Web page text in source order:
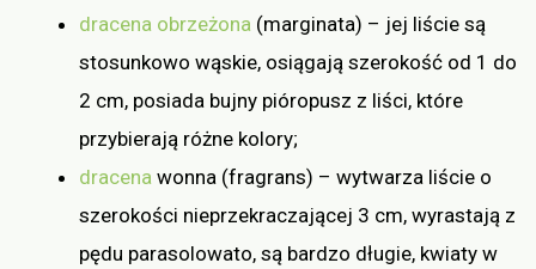
dracena obrzeżona (marginata) – jej liście są
stosunkowo wąskie, osiągają szerokość od 1 do
2 cm, posiada bujny pióropusz z liści, które
przybierają różne kolory;
dracena wonna (fragrans) – wytwarza liście o
szerokości nieprzekraczającej 3 cm, wyrastają z
pędu parasolowato, są bardzo długie, kwiaty w